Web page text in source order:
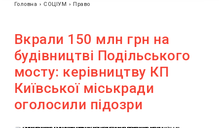
Головна › СОЦІУМ › Право
Вкрали 150 млн грн на
будівництві Подільського
мосту: керівництву КП
Київської міськради
оголосили підозри